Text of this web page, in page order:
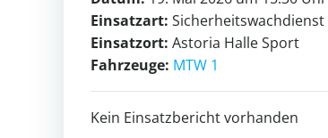
Einsatzart: Sicherheitswachdienst
Einsatzort: Astoria Halle Sport
Fahrzeuge: MTW 1
Kein Einsatzbericht vorhanden